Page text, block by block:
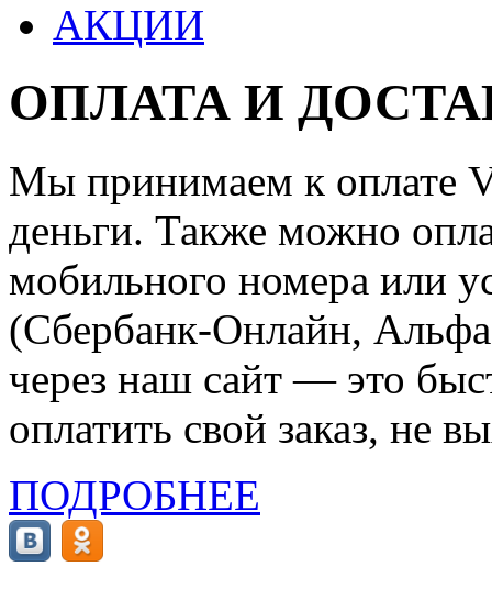
АКЦИИ
ОПЛАТА И
Мы принимаем к оплате
деньги. Также можно
мобильного номера или
(Сбербанк-Онлайн,
через наш сайт — это
оплатить свой заказ, не
ПОДРОБНЕЕ